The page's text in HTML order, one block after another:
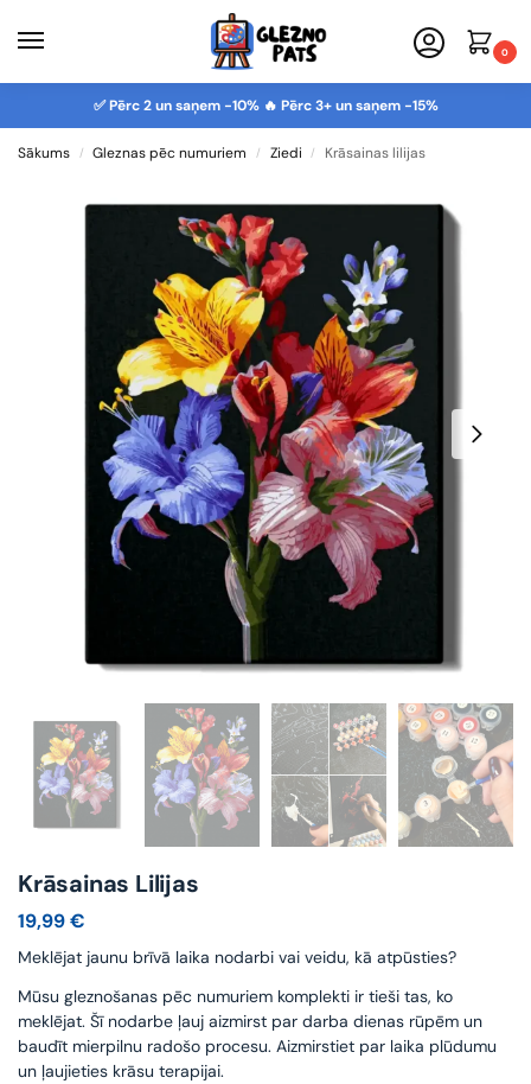
0
✅ Pērc 2 un saņem -10% 🔥 Pērc 3+ un saņem -15%
Sākums / Gleznas pēc numuriem / Ziedi / Krāsainas lilijas
Krāsainas Lilijas
19,99€
Meklējat jaunu brīvā laika nodarbi vai veidu, kā atpūsties?
Mūsu gleznošanas pēc numuriem komplekti ir tieši tas, ko
meklējat. Šī nodarbe ļauj aizmirst par darba dienas rūpēm un
baudīt mierpilnu radošo procesu. Aizmirstiet par laika plūdumu
un ļaujieties krāsu terapijai.